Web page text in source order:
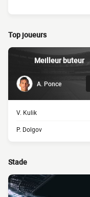
Top joueurs
Meilleur buteur
A. Ponce
V. Kulik
P. Dolgov
Stade